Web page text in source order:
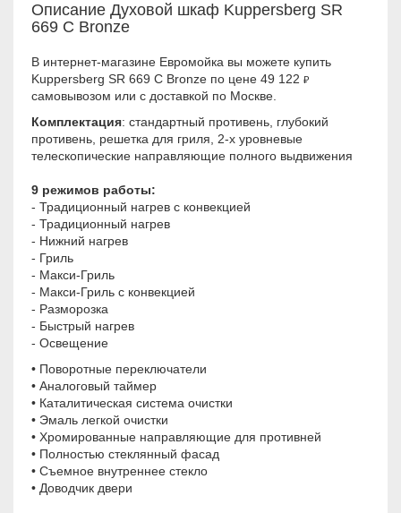
Описание Духовой шкаф Kuppersberg SR
669 C Bronze
В интернет-магазине Евромойка вы можете купить
Kuppersberg SR 669 C Bronze по цене 49 122 ₽
самовывозом или с доставкой по Москве.
Комплектация: стандартный противень, глубокий
противень, решетка для гриля, 2-х уровневые
телескопические направляющие полного выдвижения
9 режимов работы:
- Традиционный нагрев с конвекцией
- Традиционный нагрев
- Нижний нагрев
- Гриль
- Макси-Гриль
- Макси-Гриль с конвекцией
- Разморозка
- Быстрый нагрев
- Освещение
• Поворотные переключатели
• Аналоговый таймер
• Каталитическая система очистки
• Эмаль легкой очистки
• Хромированные направляющие для противней
• Полностью стеклянный фасад ​
• Съемное внутреннее стекло
• Доводчик двери